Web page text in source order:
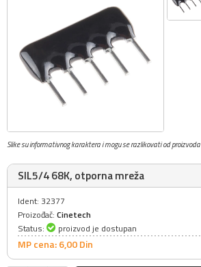
Slike su informativnog karaktera i mogu se razlikovati od proizvoda
SIL5/4 68K, otporna mreža
Ident: 32377
Proizođač: Cinetech
Status:
proizvod je dostupan
MP cena: 6,00Din